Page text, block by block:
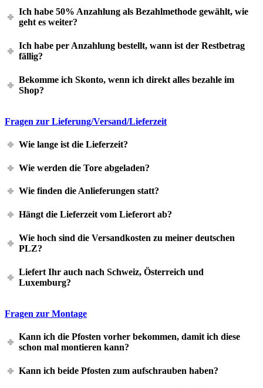
Ich habe 50% Anzahlung als Bezahlmethode gewählt, wie
geht es weiter?
Ich habe per Anzahlung bestellt, wann ist der Restbetrag
fällig?
Bekomme ich Skonto, wenn ich direkt alles bezahle im
Shop?
Fragen zur Lieferung/Versand/Lieferzeit
Wie lange ist die Lieferzeit?
Wie werden die Tore abgeladen?
Wie finden die Anlieferungen statt?
Hängt die Lieferzeit vom Lieferort ab?
Wie hoch sind die Versandkosten zu meiner deutschen
PLZ?
Liefert Ihr auch nach Schweiz, Österreich und
Luxemburg?
Fragen zur Montage
Kann ich die Pfosten vorher bekommen, damit ich diese
schon mal montieren kann?
Kann ich beide Pfosten zum aufschrauben haben?